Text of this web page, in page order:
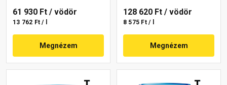
61 930 Ft / vödör
13 762 Ft / l
Megnézem
128 620 Ft / vödör
8 575 Ft / l
Megnézem